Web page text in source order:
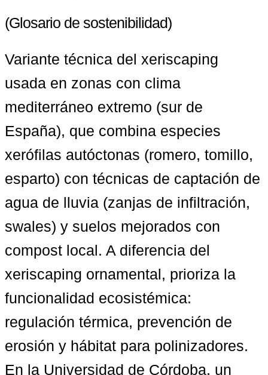
(Glosario de sostenibilidad)
Variante técnica del xeriscaping
usada en zonas con clima
mediterráneo extremo (sur de
España), que combina especies
xerófilas autóctonas (romero, tomillo,
esparto) con técnicas de captación de
agua de lluvia (zanjas de infiltración,
swales) y suelos mejorados con
compost local. A diferencia del
xeriscaping ornamental, prioriza la
funcionalidad ecosistémica:
regulación térmica, prevención de
erosión y hábitat para polinizadores.
En la Universidad de Córdoba, un